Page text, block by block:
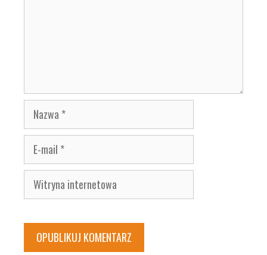
Nazwa
E-
mail
Witryna
internetowa